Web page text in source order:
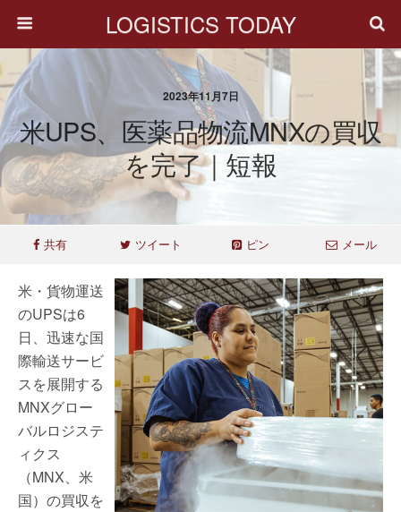
LOGISTICS TODAY
2023年11月7日
米UPS、医薬品物流MNXの買収
を完了｜短報
共有 ツイート ピン メール
米・貨物運送
のUPSは6
日、迅速な国
際輸送サービ
スを展開する
MNXグロー
バルロジステ
ィクス
（MNX、米
国）の買収を